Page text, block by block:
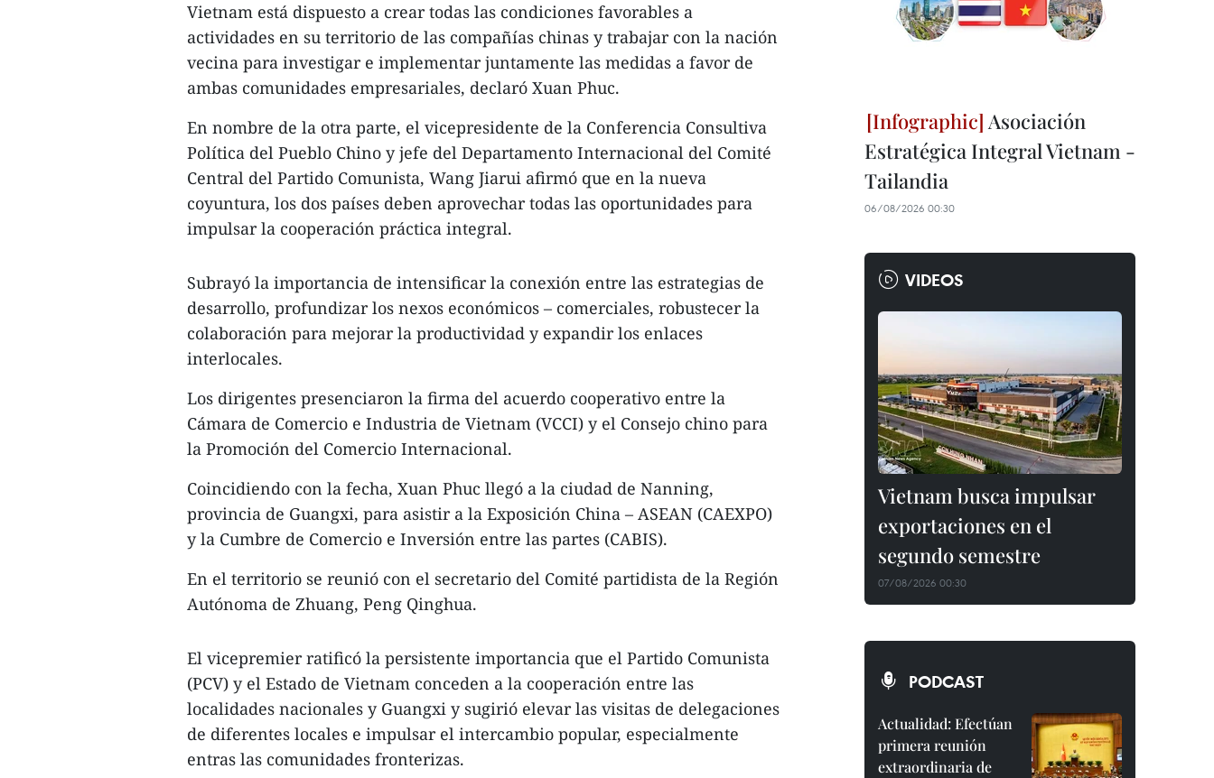
Vietnam está dispuesto a crear todas las condiciones favorables a
actividades en su territorio de las compañías chinas y trabajar con la nación
vecina para investigar e implementar juntamente las medidas a favor de
ambas comunidades empresariales, declaró Xuan Phuc.
En nombre de la otra parte, el vicepresidente de la Conferencia Consultiva
Política del Pueblo Chino y jefe del Departamento Internacional del Comité
Central del Partido Comunista, Wang Jiarui afirmó que en la nueva
coyuntura, los dos países deben aprovechar todas las oportunidades para
impulsar la cooperación práctica integral.
Subrayó la importancia de intensificar la conexión entre las estrategias de
desarrollo, profundizar los nexos económicos – comerciales, robustecer la
colaboración para mejorar la productividad y expandir los enlaces
interlocales.
Los dirigentes presenciaron la firma del acuerdo cooperativo entre la
Cámara de Comercio e Industria de Vietnam (VCCI) y el Consejo chino para
la Promoción del Comercio Internacional.
Coincidiendo con la fecha, Xuan Phuc llegó a la ciudad de Nanning,
provincia de Guangxi, para asistir a la Exposición China – ASEAN (CAEXPO)
y la Cumbre de Comercio e Inversión entre las partes (CABIS).
En el territorio se reunió con el secretario del Comité partidista de la Región
Autónoma de Zhuang, Peng Qinghua.
El vicepremier ratificó la persistente importancia que el Partido Comunista
(PCV) y el Estado de Vietnam conceden a la cooperación entre las
localidades nacionales y Guangxi y sugirió elevar las visitas de delegaciones
de diferentes locales e impulsar el intercambio popular, especialmente
entras las comunidades fronterizas.
Asociación
Estratégica Integral Vietnam -
Tailandia
06/08/2026 00:30
VIDEOS
Vietnam busca impulsar
exportaciones en el
segundo semestre
07/08/2026 00:30
PODCAST
Actualidad: Efectúan
primera reunión
extraordinaria de